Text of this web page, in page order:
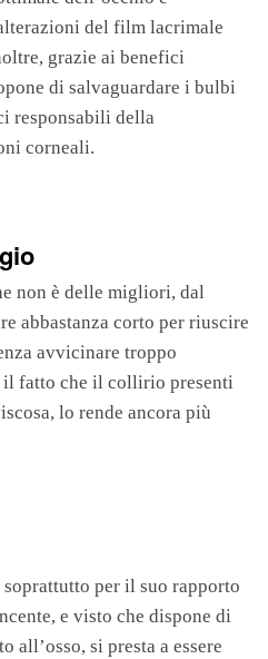
del film lacrimale
grazie ai benefici
di salvaguardare i bulbi
responsabili della
corneali.
non è delle migliori, dal
abbastanza corto per riuscire
avvicinare troppo
il fatto che il collirio presenti
lo rende ancora più
per il suo rapporto
e visto che dispone di
all’osso, si presta a essere